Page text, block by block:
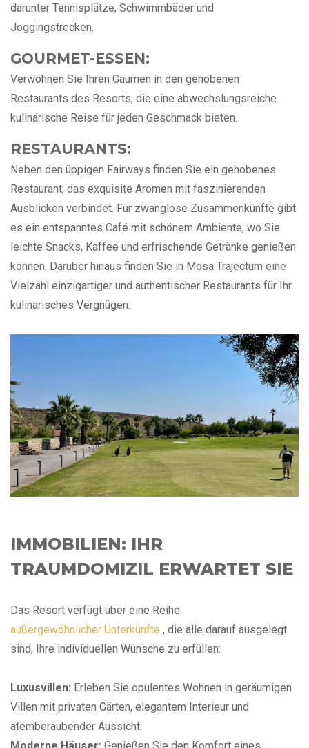
darunter Tennisplätze, Schwimmbäder und
Joggingstrecken.
GOURMET-ESSEN:
Verwöhnen Sie Ihren Gaumen in den gehobenen
Restaurants des Resorts, die eine abwechslungsreiche
kulinarische Reise für jeden Geschmack bieten.
RESTAURANTS:
Neben den üppigen Fairways finden Sie ein gehobenes
Restaurant, das exquisite Aromen mit faszinierenden
Ausblicken verbindet. Für zwanglose Zusammenkünfte gibt
es ein entspanntes Café mit schönem Ambiente, wo Sie
leichte Snacks, Kaffee und erfrischende Getränke genießen
können. Darüber hinaus finden Sie in Mosa Trajectum eine
Vielzahl einzigartiger und authentischer Restaurants für Ihr
kulinarisches Vergnügen.
IMMOBILIEN: IHR
TRAUMDOMIZIL ERWARTET SIE
Das Resort verfügt über eine Reihe
außergewöhnlicher Unterkünfte , die alle darauf ausgelegt
sind, Ihre individuellen Wünsche zu erfüllen:
Luxusvillen: Erleben Sie opulentes Wohnen in geräumigen
Villen mit privaten Gärten, elegantem Interieur und
atemberaubender Aussicht.